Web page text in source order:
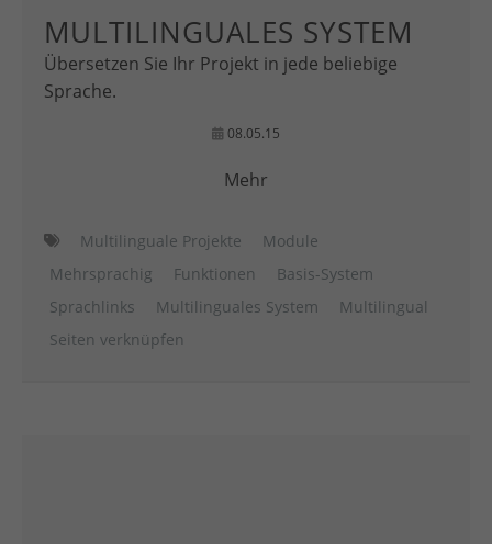
MULTILINGUALES SYSTEM
Übersetzen Sie Ihr Projekt in jede beliebige
Sprache.
08.05.15
Mehr
Multilinguale Projekte
Module
Mehrsprachig
Funktionen
Basis-System
Sprachlinks
Multilinguales System
Multilingual
Seiten verknüpfen